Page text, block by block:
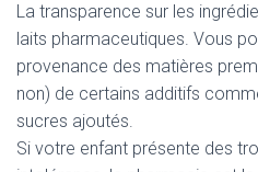
La transparence sur les
laits pharmaceutiques. Vous
provenance des matières
non) de certains additifs
sucres ajoutés.
Si votre enfant présente des